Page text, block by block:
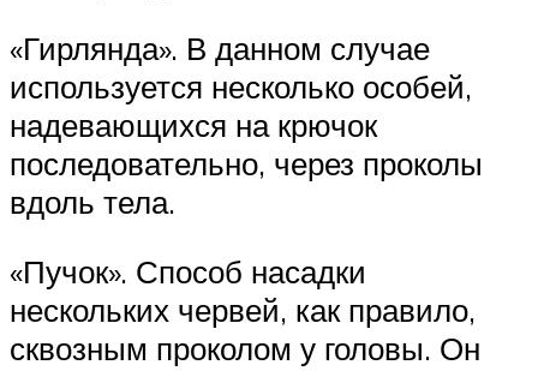
«Гирлянда». В данном случае
используется несколько особей,
надевающихся на крючок
последовательно, через проколы
вдоль тела.
«Пучок». Способ насадки
нескольких червей, как правило,
сквозным проколом у головы. Он